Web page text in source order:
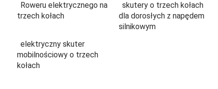
Roweru elektrycznego na
trzech kołach
skutery o trzech kołach
dla dorosłych z napędem
silnikowym
elektryczny skuter
mobilnościowy o trzech
kołach